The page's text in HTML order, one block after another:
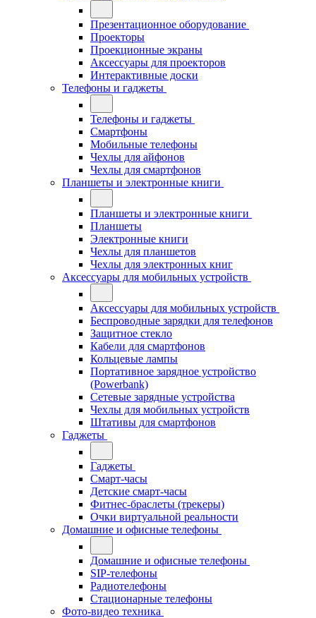
Презентационное оборудование
Проекторы
Проекционные экраны
Аксессуары для проекторов
Интерактивные доски
Телефоны и гаджеты
Телефоны и гаджеты
Смартфоны
Мобильные телефоны
Чехлы для айфонов
Чехлы для смартфонов
Планшеты и электронные книги
Планшеты и электронные книги
Планшеты
Электронные книги
Чехлы для планшетов
Чехлы для электронных книг
Аксессуары для мобильных устройств
Аксессуары для мобильных устройств
Беспроводные зарядки для телефонов
Защитное стекло
Кабели для смартфонов
Кольцевые лампы
Портативное зарядное устройство
(Powerbank)
Сетевые зарядные устройства
Чехлы для мобильных устройств
Штативы для смартфонов
Гаджеты
Гаджеты
Смарт-часы
Детские смарт-часы
Фитнес-браслеты (трекеры)
Очки виртуальной реальности
Домашние и офисные телефоны
Домашние и офисные телефоны
SIP-телефоны
Радиотелефоны
Стационарные телефоны
Фото-видео техника